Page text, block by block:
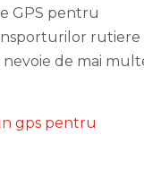
GPS pentru
rutiere
de mai
gps pentru